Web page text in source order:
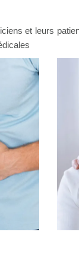
et leurs